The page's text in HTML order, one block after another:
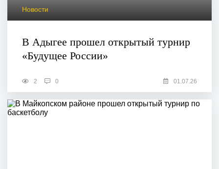
Новости
В Адыгее прошел открытый турнир
«Будущее России»
2 0 01.07.26